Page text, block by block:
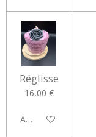
Réglisse
16,00 €
Ajouter au panier